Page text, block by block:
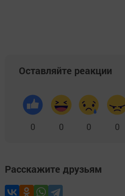
Оставляйте реакции
0 0 0 0
Расскажите друзьям